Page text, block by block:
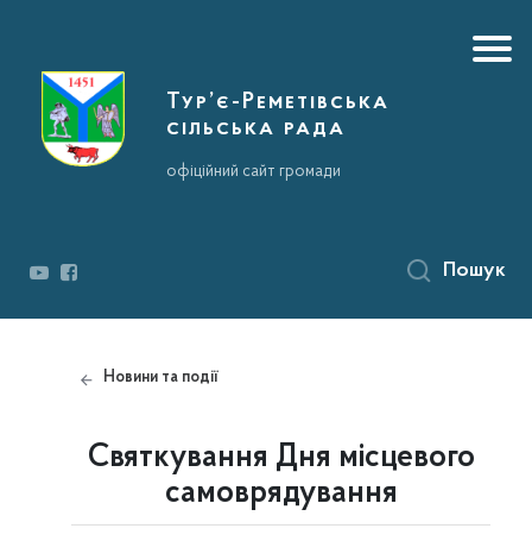
Тур’є-Реметівська
сільська рада
офіційний сайт громади
Пошук
Новини та події
Святкування Дня місцевого
самоврядування